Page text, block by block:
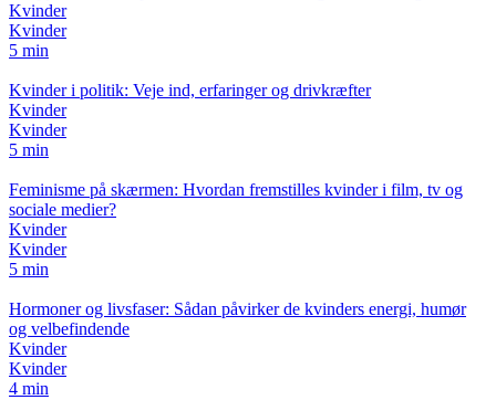
Kvinder
Kvinder
5 min
Kvinder i politik: Veje ind, erfaringer og drivkræfter
Kvinder
Kvinder
5 min
Feminisme på skærmen: Hvordan fremstilles kvinder i film, tv og
sociale medier?
Kvinder
Kvinder
5 min
Hormoner og livsfaser: Sådan påvirker de kvinders energi, humør
og velbefindende
Kvinder
Kvinder
4 min